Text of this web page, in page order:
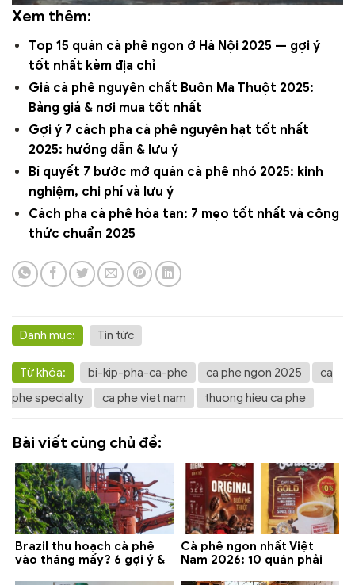
Xem thêm:
Top 15 quán cà phê ngon ở Hà Nội 2025 — gợi ý
tốt nhất kèm địa chỉ
Giá cà phê nguyên chất Buôn Ma Thuột 2025:
Bảng giá & nơi mua tốt nhất
Gợi ý 7 cách pha cà phê nguyên hạt tốt nhất
2025: hướng dẫn & lưu ý
Bí quyết 7 bước mở quán cà phê nhỏ 2025: kinh
nghiệm, chi phí và lưu ý
Cách pha cà phê hòa tan: 7 mẹo tốt nhất và công
thức chuẩn 2025
Danh mục: Tin tức
Từ khóa: bi-kip-pha-ca-phe ca phe ngon 2025
ca
phe specialty
ca phe viet nam thuong hieu ca phe
Bài viết cùng chủ đề:
Brazil thu hoạch cà phê
vào tháng mấy? 6 gợi ý &
Cà phê ngon nhất Việt
Nam 2026: 10 quán phải